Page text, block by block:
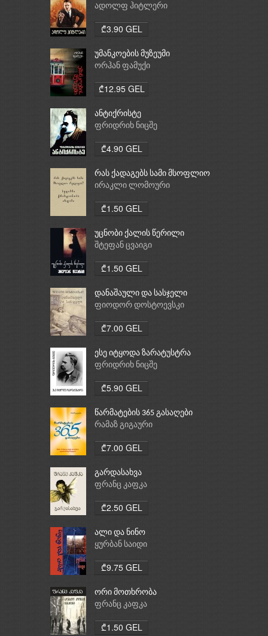
ადოლფ ჰიტლერი
₾3.90 GEL
უმანკოების მუზეუმი
ორჰან ფამუქი
₾12.95 GEL
ანტიქრისტე
ფრიდრიხ ნიცშე
₾4.90 GEL
რას ქადაგებს სამი მსოფლიო
რელიგია: ბუდიზმი,
ირაკლი ლომოური
₾1.50 GEL
უცნობი ქალის წერილი
შტეფან ცვაიგი
₾1.50 GEL
დანაშაული და სასჯელი
ფიოდორ დოსტოევსკი
₾7.00 GEL
ესე იტყოდა ზარატუსტრა
ფრიდრიხ ნიცშე
₾5.90 GEL
წარმატების 365 გასაღები
რამაზ გიგაური
₾7.00 GEL
გარდასახვა
ფრანც კაფკა
₾2.50 GEL
ალი და ნინო
ყურბან საიდი
₾9.75 GEL
ორი მოთხრობა
ფრანც კაფკა
₾1.50 GEL